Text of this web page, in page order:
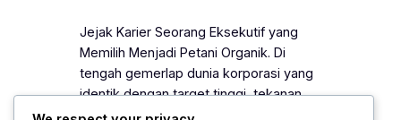
Jejak Karier Seorang Eksekutif yang
Memilih Menjadi Petani Organik. Di
tengah gemerlap dunia korporasi yang
identik dengan target tinggi, tekanan
kerja, dan ritme kehidupan yang serba